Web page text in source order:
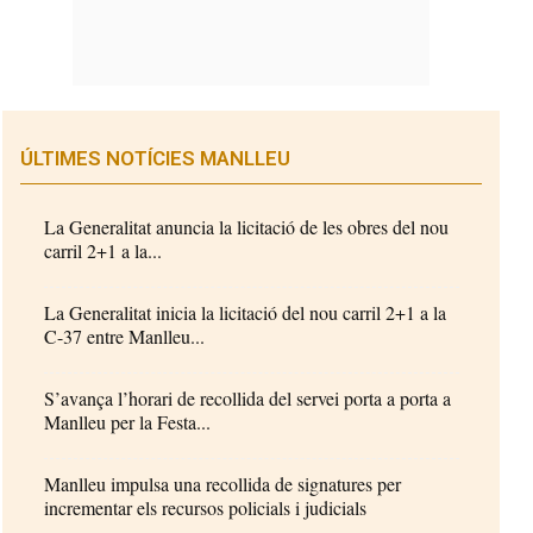
ÚLTIMES NOTÍCIES MANLLEU
La Generalitat anuncia la licitació de les obres del nou
carril 2+1 a la...
La Generalitat inicia la licitació del nou carril 2+1 a la
C-37 entre Manlleu...
S’avança l’horari de recollida del servei porta a porta a
Manlleu per la Festa...
Manlleu impulsa una recollida de signatures per
incrementar els recursos policials i judicials